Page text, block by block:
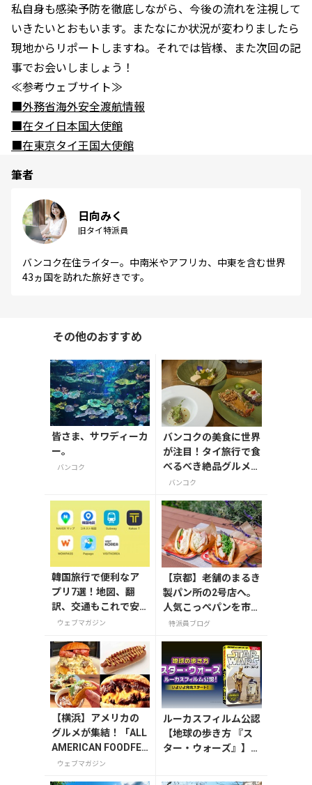
私自身も感染予防を徹底しながら、今後の流れを注視して
いきたいとおもいます。またなにか状況が変わりましたら
現地からリポートしますね。それでは皆様、また次回の記
事でお会いしましょう！
≪参考ウェブサイト≫
■外務省海外安全渡航情報
■在タイ日本国大使館
■在東京タイ王国大使館
筆者
日向みく
旧タイ特派員
バンコク在住ライター。中南米やアフリカ、中東を含む世界
43ヵ国を訪れた旅好きです。
その他のおすすめ
皆さま、サワディーカ
ー。
バンコク
バンコクの美食に世界
が注目！タイ旅行で食
べるべき絶品グルメ5
選【今旅2026】
バンコク
韓国旅行で便利なア
プリ7選！地図、翻
訳、交通もこれで安
心ウェブマガジン
【京都】老舗のまるき
製パン所の2号店へ。
人気こっぺパンを市役
所で味わう
特派員ブログ
【横浜】アメリカの
グルメが集結！「ALL
AMERICAN FOODFES
TIVAL ’25」が11月15
ウェブマガジン
ルーカスフィルム公認
【地球の歩き方 『ス
ター・ウォーズ』】が